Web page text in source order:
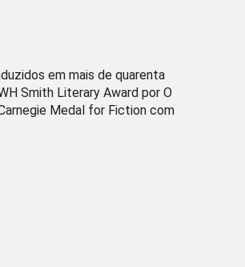
em mais de quarenta
Smith Literary Award por O
Medal for Fiction com